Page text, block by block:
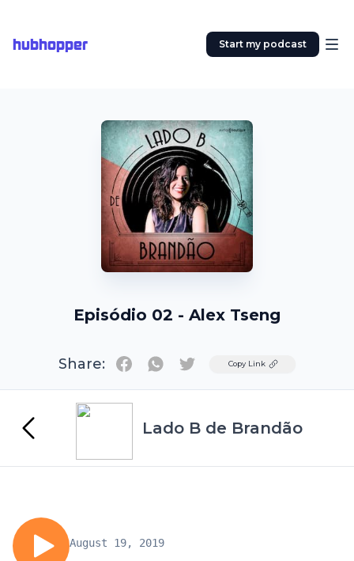
hubhopper Start my podcast
Episódio 02 - Alex Tseng
Share: TwitterCopy Link
Lado B de Brandão
August 19, 2019